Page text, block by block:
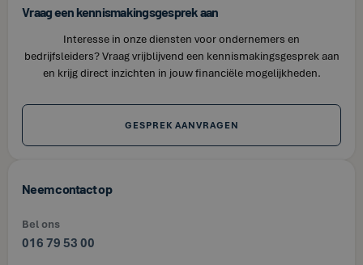
Vraag een kennismakingsgesprek aan
Interesse in onze diensten voor ondernemers en
bedrijfsleiders? Vraag vrijblijvend een kennismakingsgesprek aan
en krijg direct inzichten in jouw financiële mogelijkheden.
GESPREK AANVRAGEN
Neem contact op
Bel ons
016 79 53 00